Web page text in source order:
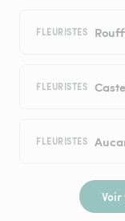
FLEURISTES
FLEURISTES
FLEURISTES
Voir